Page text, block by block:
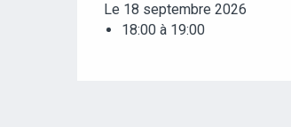
Le 18 septembre 2026
18:00 à 19:00